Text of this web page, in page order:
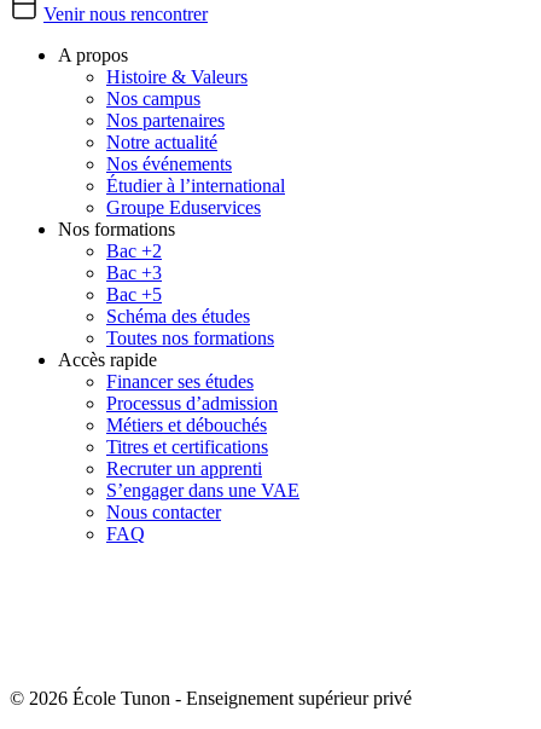
Venir nous rencontrer
A propos
Histoire & Valeurs
Nos campus
Nos partenaires
Notre actualité
Nos événements
Étudier à l’international
Groupe Eduservices
Nos formations
Bac +2
Bac +3
Bac +5
Schéma des études
Toutes nos formations
Accès rapide
Financer ses études
Processus d’admission
Métiers et débouchés
Titres et certifications
Recruter un apprenti
S’engager dans une VAE
Nous contacter
FAQ
© 2026 École Tunon - Enseignement supérieur privé